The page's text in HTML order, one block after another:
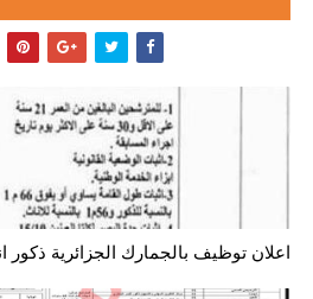
اعلان توظيف بالجمارك الجزائرية ذكور